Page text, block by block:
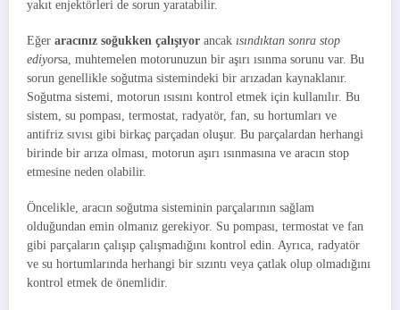
yakıt enjektörleri de sorun yaratabilir.
Eğer aracınız soğukken çalışıyor ancak ısındıktan sonra stop
ediyorsa, muhtemelen motorunuzun bir aşırı ısınma sorunu var. Bu
sorun genellikle soğutma sistemindeki bir arızadan kaynaklanır.
Soğutma sistemi, motorun ısısını kontrol etmek için kullanılır. Bu
sistem, su pompası, termostat, radyatör, fan, su hortumları ve
antifriz sıvısı gibi birkaç parçadan oluşur. Bu parçalardan herhangi
birinde bir arıza olması, motorun aşırı ısınmasına ve aracın stop
etmesine neden olabilir.
Öncelikle, aracın soğutma sisteminin parçalarının sağlam
olduğundan emin olmanız gerekiyor. Su pompası, termostat ve fan
gibi parçaların çalışıp çalışmadığını kontrol edin. Ayrıca, radyatör
ve su hortumlarında herhangi bir sızıntı veya çatlak olup olmadığını
kontrol etmek de önemlidir.